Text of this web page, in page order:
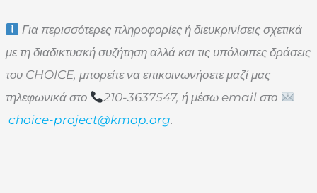
Για περισσότερες πληροφορίες ή διευκρινίσεις σχετικά
με τη διαδικτυακή συζήτηση αλλά και τις υπόλοιπες δράσεις
του CHOICE, μπορείτε να επικοινωνήσετε μαζί μας
τηλεφωνικά στο
210-3637547, ή μέσω email στο
choice-project@kmop.org.